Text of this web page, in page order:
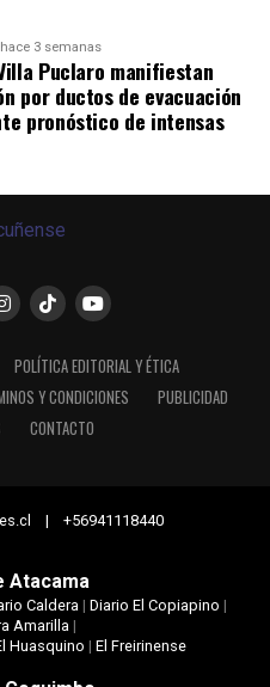
hace 3 semanas
Puclaro manifiestan
por ductos de evacuación
pronóstico de intensas
POLÍTICA EDITORIAL Y ÉTICA
Y CONDICIONES
PUBLICIDAD
CONTACTO
| +56941118440
Atacama
Caldera| Diario El Copiapino |
Amarilla|
Huasquino | El Freirinense